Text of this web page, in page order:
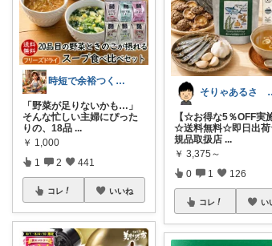
時短で余裕つくる主婦🍀キッチン
「野菜が足りないかも…」
そんな忙しい主婦にぴった
りの、18品 ...
￥ 1,000
1 2 441
コレ いいね
そりゃあ
【☆お得な5％OFF実
☆送料無料☆即日出
規品取扱店 ...
￥ 3,375～
0 1 126
コレ い